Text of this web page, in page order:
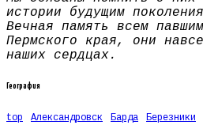
истории будущим
Вечная память всем
Пермского края, они
наших сердцах.
География
top Александровск Барда Березники